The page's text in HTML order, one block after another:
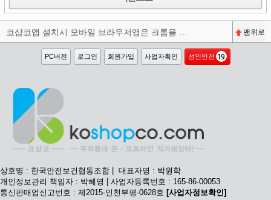
맨위로
PC버전 로그인 회원가입 사업자확인 성인안전
상호명 : 한국안전보건협동조합 | 대표자명 : 박원학
개인정보관리 책임자 : 박혜영 | 사업자등록번호 : 165-86-00053
통신판매업신고번호 : 제2015-인천부평-0628호 [사업자정보확인]